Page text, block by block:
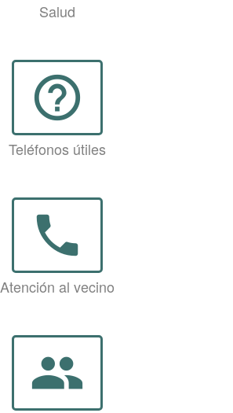
Salud
help_outline
Teléfonos útiles
phone
Atención al vecino
group